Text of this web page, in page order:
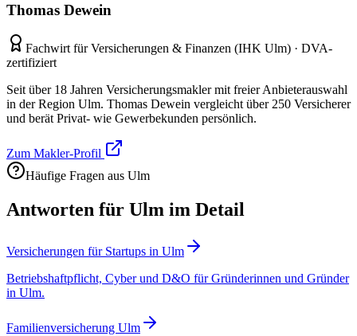
Thomas Dewein
Fachwirt für Versicherungen & Finanzen (IHK Ulm) · DVA-
zertifiziert
Seit über 18 Jahren Versicherungsmakler mit freier Anbieterauswahl
in der Region Ulm. Thomas Dewein vergleicht über 250 Versicherer
und berät Privat- wie Gewerbekunden persönlich.
Zum Makler-Profil
Häufige Fragen aus Ulm
Antworten für Ulm im Detail
Versicherungen für Startups in Ulm
Betriebshaftpflicht, Cyber und D&O für Gründerinnen und Gründer
in Ulm.
Familienversicherung Ulm